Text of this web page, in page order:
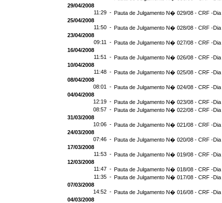
29/04/2008
11:29 - Pauta de Julgamento N� 029/08 - CRF -Dia
25/04/2008
11:50 - Pauta de Julgamento N� 028/08 - CRF -Dia
23/04/2008
09:11 - Pauta de Julgamento N� 027/08 - CRF -Dia
16/04/2008
11:51 - Pauta de Julgamento N� 026/08 - CRF -Dia
10/04/2008
11:48 - Pauta de Julgamento N� 025/08 - CRF -Dia
08/04/2008
08:01 - Pauta de Julgamento N� 024/08 - CRF -Dia
04/04/2008
12:19 - Pauta de Julgamento N� 023/08 - CRF -Dia
08:57 - Pauta de Julgamento N� 022/08 - CRF -Dia
31/03/2008
10:06 - Pauta de Julgamento N� 021/08 - CRF -Dia
24/03/2008
07:46 - Pauta de Julgamento N� 020/08 - CRF -Dia
17/03/2008
11:53 - Pauta de Julgamento N� 019/08 - CRF -Dia
12/03/2008
11:47 - Pauta de Julgamento N� 018/08 - CRF -Dia
11:35 - Pauta de Julgamento N� 017/08 - CRF -Dia
07/03/2008
14:52 - Pauta de Julgamento N� 016/08 - CRF -Dia
04/03/2008